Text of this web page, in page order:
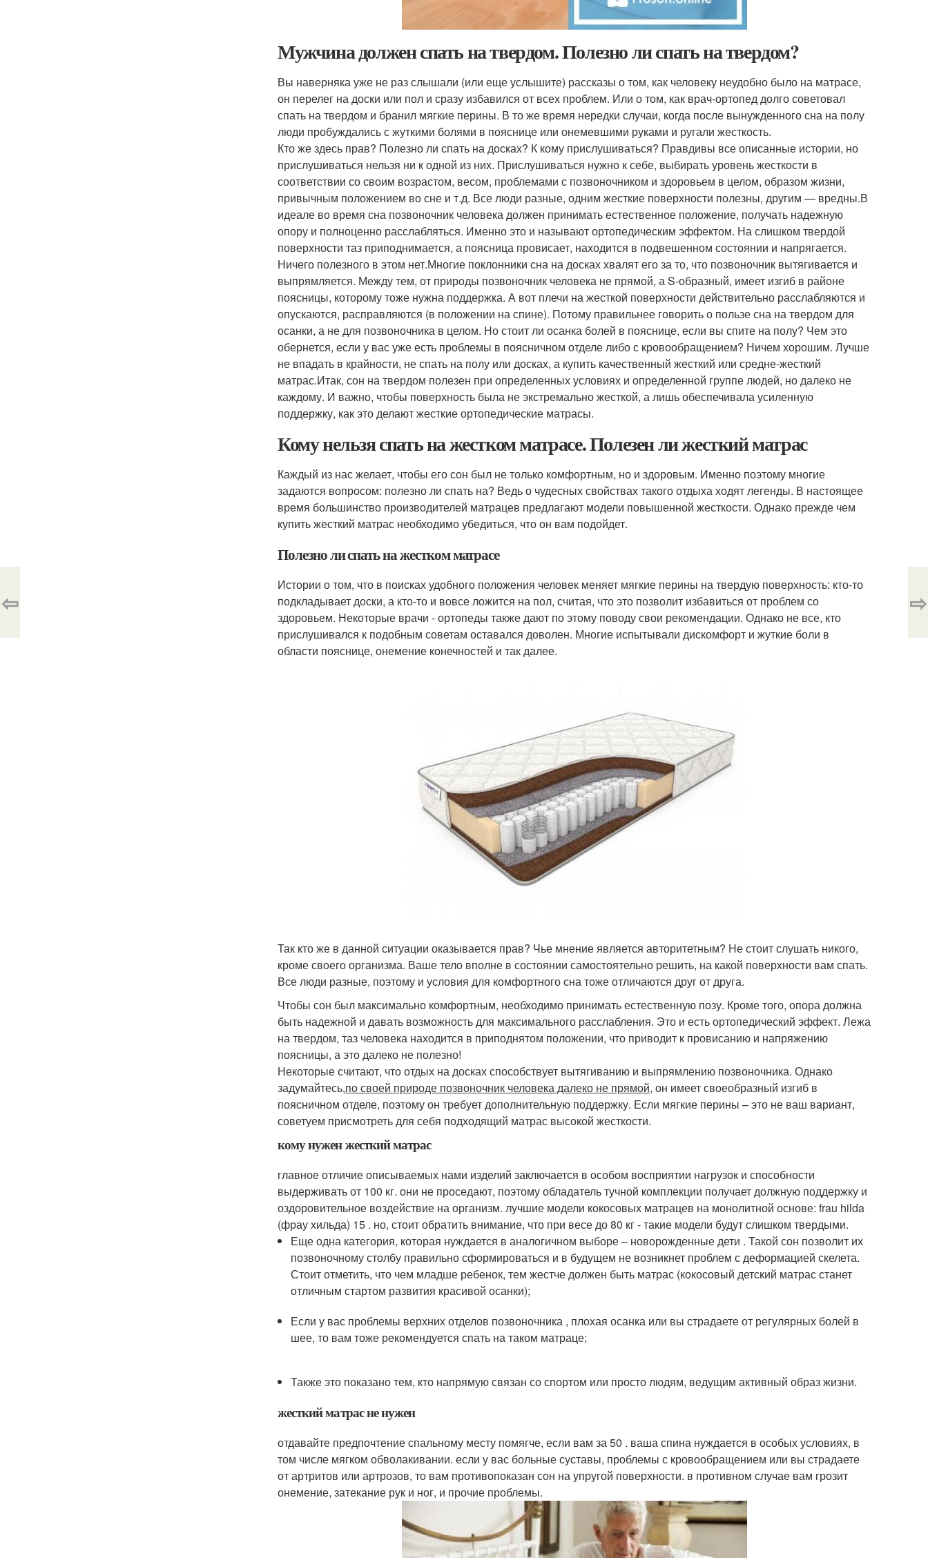
Мужчина должен спать на твердом. Полезно ли спать на твердом?
Вы наверняка уже не раз слышали (или еще услышите) рассказы о том, как человеку неудобно было на матрасе,
он перелег на доски или пол и сразу избавился от всех проблем. Или о том, как врач-ортопед долго советовал
спать на твердом и бранил мягкие перины. В то же время нередки случаи, когда после вынужденного сна на полу
люди пробуждались с жуткими болями в пояснице или онемевшими руками и ругали жесткость.
Кто же здесь прав? Полезно ли спать на досках? К кому прислушиваться? Правдивы все описанные истории, но
прислушиваться нельзя ни к одной из них. Прислушиваться нужно к себе, выбирать уровень жесткости в
соответствии со своим возрастом, весом, проблемами с позвоночником и здоровьем в целом, образом жизни,
привычным положением во сне и т.д. Все люди разные, одним жесткие поверхности полезны, другим — вредны.В
идеале во время сна позвоночник человека должен принимать естественное положение, получать надежную
опору и полноценно расслабляться. Именно это и называют ортопедическим эффектом. На слишком твердой
поверхности таз приподнимается, а поясница провисает, находится в подвешенном состоянии и напрягается.
Ничего полезного в этом нет.Многие поклонники сна на досках хвалят его за то, что позвоночник вытягивается и
выпрямляется. Между тем, от природы позвоночник человека не прямой, а S-образный, имеет изгиб в районе
поясницы, которому тоже нужна поддержка. А вот плечи на жесткой поверхности действительно расслабляются и
опускаются, расправляются (в положении на спине). Потому правильнее говорить о пользе сна на твердом для
осанки, а не для позвоночника в целом. Но стоит ли осанка болей в пояснице, если вы спите на полу? Чем это
обернется, если у вас уже есть проблемы в поясничном отделе либо с кровообращением? Ничем хорошим. Лучше
не впадать в крайности, не спать на полу или досках, а купить качественный жесткий или средне-жесткий
матрас.Итак, сон на твердом полезен при определенных условиях и определенной группе людей, но далеко не
каждому. И важно, чтобы поверхность была не экстремально жесткой, а лишь обеспечивала усиленную
поддержку, как это делают жесткие ортопедические матрасы.
Кому нельзя спать на жестком матрасе. Полезен ли жесткий матрас
Каждый из нас желает, чтобы его сон был не только комфортным, но и здоровым. Именно поэтому многие
задаются вопросом: полезно ли спать на? Ведь о чудесных свойствах такого отдыха ходят легенды. В настоящее
время большинство производителей матрацев предлагают модели повышенной жесткости. Однако прежде чем
купить жесткий матрас необходимо убедиться, что он вам подойдет.
Полезно ли спать на жестком матрасе
Истории о том, что в поисках удобного положения человек меняет мягкие перины на твердую поверхность: кто-то
подкладывает доски, а кто-то и вовсе ложится на пол, считая, что это позволит избавиться от проблем со
здоровьем. Некоторые врачи - ортопеды также дают по этому поводу свои рекомендации. Однако не все, кто
прислушивался к подобным советам оставался доволен. Многие испытывали дискомфорт и жуткие боли в
области пояснице, онемение конечностей и так далее.
Так кто же в данной ситуации оказывается прав? Чье мнение является авторитетным? Не стоит слушать никого,
кроме своего организма. Ваше тело вполне в состоянии самостоятельно решить, на какой поверхности вам спать.
Все люди разные, поэтому и условия для комфортного сна тоже отличаются друг от друга.
Чтобы сон был максимально комфортным, необходимо принимать естественную позу. Кроме того, опора должна
быть надежной и давать возможность для максимального расслабления. Это и есть ортопедический эффект. Лежа
на твердом, таз человека находится в приподнятом положении, что приводит к провисанию и напряжению
поясницы, а это далеко не полезно!
Некоторые считают, что отдых на досках способствует вытягиванию и выпрямлению позвоночника. Однако
задумайтесь,по своей природе позвоночник человека далеко не прямой, он имеет своеобразный изгиб в
поясничном отделе, поэтому он требует дополнительную поддержку. Если мягкие перины – это не ваш вариант,
советуем присмотреть для себя подходящий матрас высокой жесткости.
кому нужен жесткий матрас
главное отличие описываемых нами изделий заключается в особом восприятии нагрузок и способности
выдерживать от 100 кг. они не проседают, поэтому обладатель тучной комплекции получает должную поддержку и
оздоровительное воздействие на организм. лучшие модели кокосовых матрацев на монолитной основе: frau hilda
(фрау хильда) 15 . но, стоит обратить внимание, что при весе до 80 кг - такие модели будут слишком твердыми.
Еще одна категория, которая нуждается в аналогичном выборе – новорожденные дети . Такой сон позволит их
позвоночному столбу правильно сформироваться и в будущем не возникнет проблем с деформацией скелета.
Стоит отметить, что чем младше ребенок, тем жестче должен быть матрас (кокосовый детский матрас станет
отличным стартом развития красивой осанки);
Если у вас проблемы верхних отделов позвоночника , плохая осанка или вы страдаете от регулярных болей в
шее, то вам тоже рекомендуется спать на таком матраце;
Также это показано тем, кто напрямую связан со спортом или просто людям, ведущим активный образ жизни.
жесткий матрас не нужен
отдавайте предпочтение спальному месту помягче, если вам за 50 . ваша спина нуждается в особых условиях, в
том числе мягком обволакивании. если у вас больные суставы, проблемы с кровообращением или вы страдаете
от артритов или артрозов, то вам противопоказан сон на упругой поверхности. в противном случае вам грозит
онемение, затекание рук и ног, и прочие проблемы.
⇦ ⇨